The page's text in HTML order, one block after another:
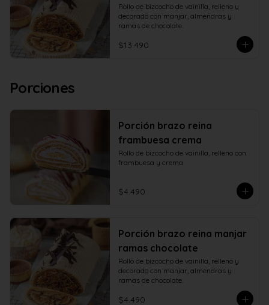
Rollo de bizcocho de vainilla, relleno y
decorado con manjar, almendras y
ramas de chocolate.
$13.490
Porciones
Porción brazo reina
frambuesa crema
Rollo de bizcocho de vainilla, relleno con
frambuesa y crema
$4.490
Porción brazo reina manjar
ramas chocolate
Rollo de bizcocho de vainilla, relleno y
decorado con manjar, almendras y
ramas de chocolate.
$4.490